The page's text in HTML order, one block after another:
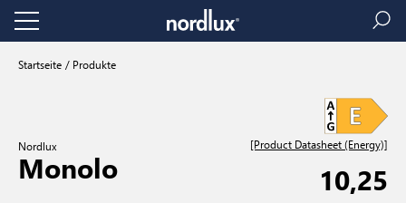
Startseite Produkte
Nordlux
Monolo
[Product Datasheet (Energy)]
10,25